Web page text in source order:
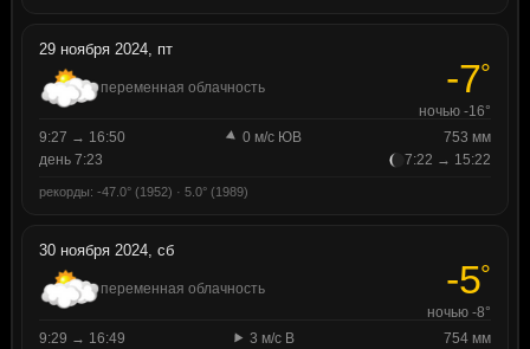
29 ноября 2024, пт
переменная облачность -7°
ночью -16°
9:27 → 16:50
0 м/с ЮВ
753 мм
день 7:23
7:22 → 15:22
рекорды: -47.0° (1952) · 5.0° (1989)
30 ноября 2024, сб
переменная облачность -5°
ночью -8°
9:29 → 16:49
3 м/с В
754 мм